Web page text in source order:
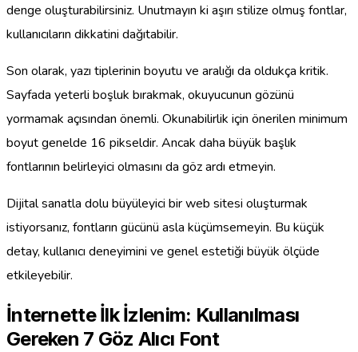
denge oluşturabilirsiniz. Unutmayın ki aşırı stilize olmuş fontlar,
kullanıcıların dikkatini dağıtabilir.
Son olarak, yazı tiplerinin boyutu ve aralığı da oldukça kritik.
Sayfada yeterli boşluk bırakmak, okuyucunun gözünü
yormamak açısından önemli. Okunabilirlik için önerilen minimum
boyut genelde 16 pikseldir. Ancak daha büyük başlık
fontlarının belirleyici olmasını da göz ardı etmeyin.
Dijital sanatla dolu büyüleyici bir web sitesi oluşturmak
istiyorsanız, fontların gücünü asla küçümsemeyin. Bu küçük
detay, kullanıcı deneyimini ve genel estetiği büyük ölçüde
etkileyebilir.
İnternette İlk İzlenim: Kullanılması
Gereken 7 Göz Alıcı Font